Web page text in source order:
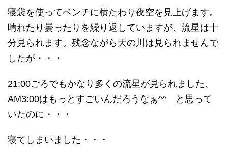
寝袋を使ってベンチに横たわり夜空を見上げます。
晴れたり曇ったりを繰り返していますが、流星は十
分見られます。残念ながら天の川は見られませんで
したが・・・
21:00ごろでもかなり多くの流星が見られました、
AM3:00はもっとすごいんだろうなぁ^^ と思って
いたのに・・・
寝てしまいました・・・